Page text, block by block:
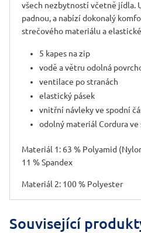
všech nezbytností včetně jídla.
padnou, a nabízí dokonalý
strečového materiálu a
5 kapes na zip
vodě a větru odolná
ventilace po stranách
elastický pásek
vnitřní návleky ve spodní
odolný materiál Cordura
Materiál 1: 63 % Polyamid
11 % Spandex
Materiál 2: 100 % Polyester
Související